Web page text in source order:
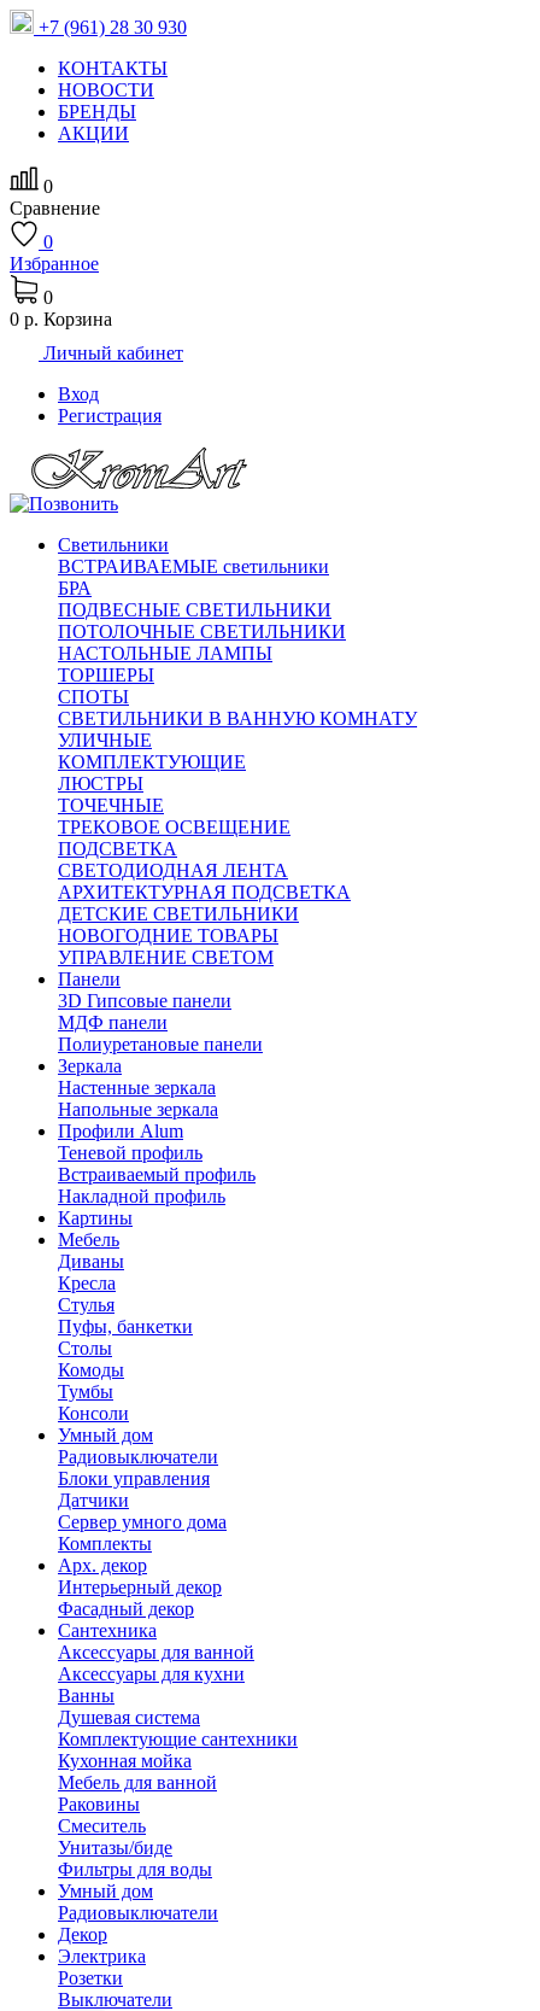
+7 (961) 28 30 930
КОНТАКТЫ
НОВОСТИ
БРЕНДЫ
АКЦИИ
0
Сравнение
0
Избранное
0
0 р. Корзина
Личный кабинет
Вход
Регистрация
Светильники
ВСТРАИВАЕМЫЕ светильники
БРА
ПОДВЕСНЫЕ СВЕТИЛЬНИКИ
ПОТОЛОЧНЫЕ СВЕТИЛЬНИКИ
НАСТОЛЬНЫЕ ЛАМПЫ
ТОРШЕРЫ
СПОТЫ
СВЕТИЛЬНИКИ В ВАННУЮ КОМНАТУ
УЛИЧНЫЕ
КОМПЛЕКТУЮЩИЕ
ЛЮСТРЫ
ТОЧЕЧНЫЕ
ТРЕКОВОЕ ОСВЕЩЕНИЕ
ПОДСВЕТКА
СВЕТОДИОДНАЯ ЛЕНТА
АРХИТЕКТУРНАЯ ПОДСВЕТКА
ДЕТСКИЕ СВЕТИЛЬНИКИ
НОВОГОДНИЕ ТОВАРЫ
УПРАВЛЕНИЕ СВЕТОМ
Панели
3D Гипсовые панели
МДФ панели
Полиуретановые панели
Зеркала
Настенные зеркала
Напольные зеркала
Профили Alum
Теневой профиль
Встраиваемый профиль
Накладной профиль
Картины
Мебель
Диваны
Кресла
Стулья
Пуфы, банкетки
Столы
Комоды
Тумбы
Консоли
Умный дом
Радиовыключатели
Блоки управления
Датчики
Сервер умного дома
Комплекты
Арх. декор
Интерьерный декор
Фасадный декор
Сантехника
Аксессуары для ванной
Аксессуары для кухни
Ванны
Душевая система
Комплектующие сантехники
Кухонная мойка
Мебель для ванной
Раковины
Смеситель
Унитазы/биде
Фильтры для воды
Умный дом
Радиовыключатели
Декор
Электрика
Розетки
Выключатели